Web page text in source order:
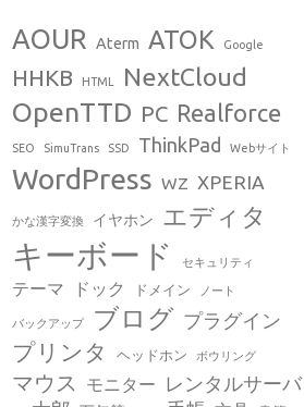
AOUR Aterm ATOK Google
HHKB HTML NextCloud
OpenTTD PC Realforce
SEO SimuTrans SSD ThinkPad Webサイト
WordPress WZ XPERIA
かな漢字変換 イヤホン エディタ
キーボード セキュリティ
テーマ ドック ドメイン ノート
バックアップ ブログ プラグイン
プリンタ ヘッドホン ボウリング
マウス モニター
レンタルサーバ